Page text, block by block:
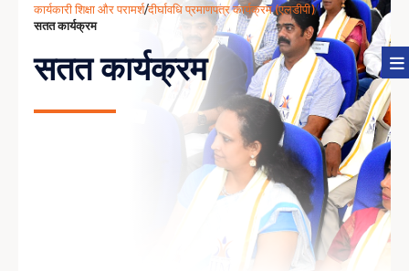
कार्यकारी शिक्षा और परामर्श/दीर्घावधि प्रमाणपत्र कार्यक्रम (एलडीपी)/
सतत कार्यक्रम
सतत कार्यक्रम